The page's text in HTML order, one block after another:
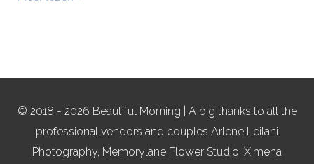
© 2018 - 2026 Beautiful Morning | A big thanks to all the
professional vendors and couples Arlene Leilani
Photography, Memorylane Flower Studio, Ximena